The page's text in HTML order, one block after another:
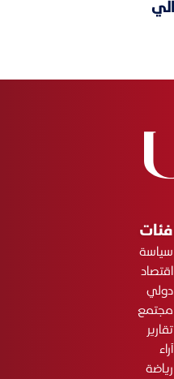
فئات
سياسة
اقتصاد
دولي
مجتمع
تقارير
آراء
رياضة